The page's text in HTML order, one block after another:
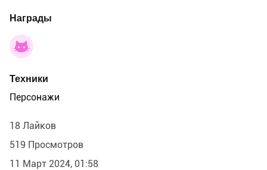
Награды
Техники
Персонажи
18 Лайков
519 Просмотров
11 Март 2024, 01:58